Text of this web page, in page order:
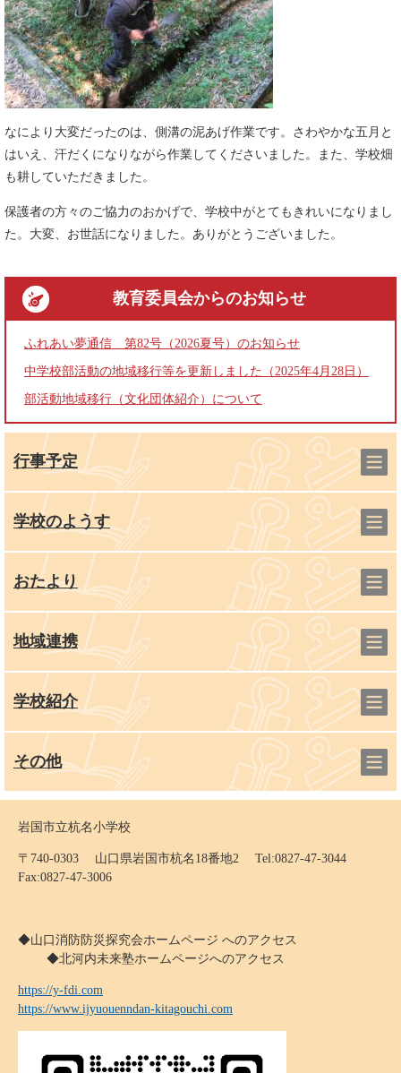
なにより大変だったのは、側溝の泥あげ作業です。さわやかな五月と
はいえ、汗だくになりながら作業してくださいました。また、学校畑
も耕していただきました。
保護者の方々のご協力のおかげで、学校中がとてもきれいになりまし
た。大変、お世話になりました。ありがとうございました。
教育委員会からのお知らせ
ふれあい夢通信 第82号（2026夏号）のお知らせ
中学校部活動の地域移行等を更新しました（2025年4月28日）
部活動地域移行（文化団体紹介）について
行事予定
学校のようす
おたより
地域連携
学校紹介
その他
岩国市立杭名小学校
〒740-0303 山口県岩国市杭名18番地2 Tel:0827-47-3044
Fax:0827-47-3006
◆山口消防防災探究会ホームページ へのアクセス
◆北河内未来塾ホームページへのアクセス
https://y-fdi.com
https://www.ijyuouenndan-kitagouchi.com